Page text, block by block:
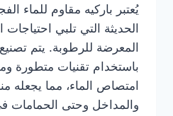
يُعتبر باركيه مقاوم للماء
الحديثة التي تلبي احتياجات
المعرضة للرطوبة. يتم
باستخدام تقنيات متطورة
امتصاص الماء، مما يجعله
والمداخل وحتى الحمامات